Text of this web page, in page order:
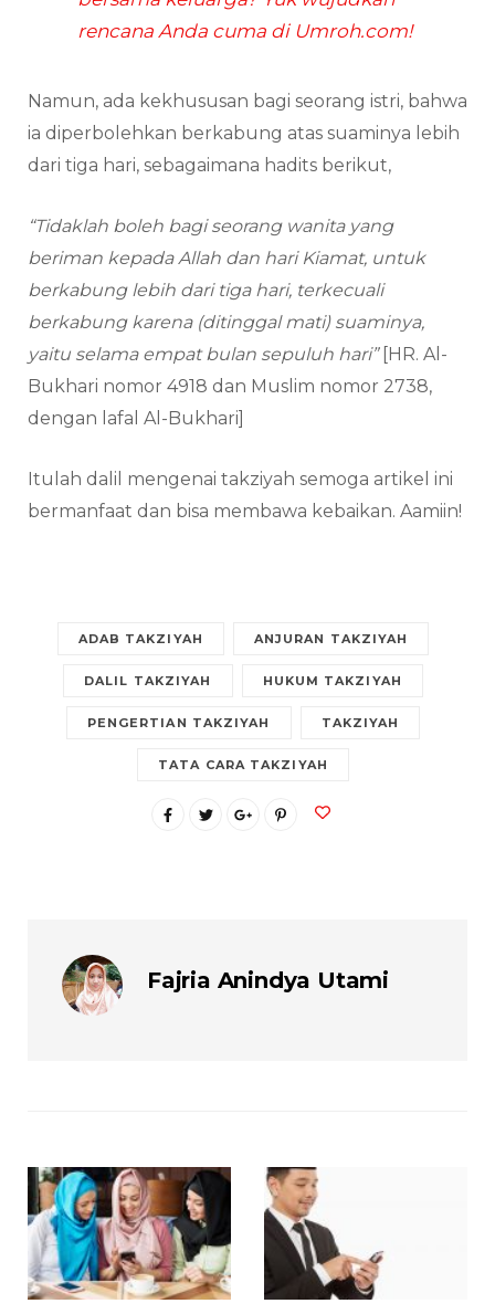
rencana Anda cuma di Umroh.com!
Namun, ada kekhususan bagi seorang istri, bahwa
ia diperbolehkan berkabung atas suaminya lebih
dari tiga hari, sebagaimana hadits berikut,
“Tidaklah boleh bagi seorang wanita yang
beriman kepada Allah dan hari Kiamat, untuk
berkabung lebih dari tiga hari, terkecuali
berkabung karena (ditinggal mati) suaminya,
yaitu selama empat bulan sepuluh hari”[HR. Al-
Bukhari nomor 4918 dan Muslim nomor 2738,
dengan lafal Al-Bukhari]
Itulah dalil mengenai takziyah semoga artikel ini
bermanfaat dan bisa membawa kebaikan. Aamiin!
ADAB TAKZIYAH ANJURAN TAKZIYAH
DALIL TAKZIYAH HUKUM TAKZIYAH
PENGERTIAN TAKZIYAH TAKZIYAH
TATA CARA TAKZIYAH
Fajria Anindya Utami